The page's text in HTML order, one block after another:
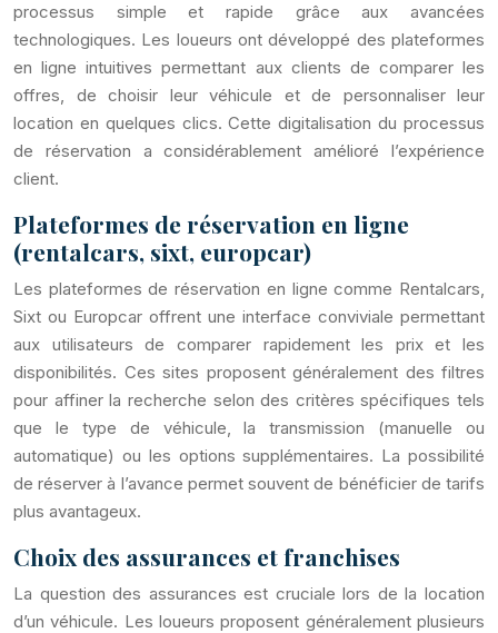
processus simple et rapide grâce aux avancées
technologiques. Les loueurs ont développé des plateformes
en ligne intuitives permettant aux clients de comparer les
offres, de choisir leur véhicule et de personnaliser leur
location en quelques clics. Cette digitalisation du processus
de réservation a considérablement amélioré l’expérience
client.
Plateformes de réservation en ligne
(rentalcars, sixt, europcar)
Les plateformes de réservation en ligne comme Rentalcars,
Sixt ou Europcar offrent une interface conviviale permettant
aux utilisateurs de comparer rapidement les prix et les
disponibilités. Ces sites proposent généralement des filtres
pour affiner la recherche selon des critères spécifiques tels
que le type de véhicule, la transmission (manuelle ou
automatique) ou les options supplémentaires. La possibilité
de réserver à l’avance permet souvent de bénéficier de tarifs
plus avantageux.
Choix des assurances et franchises
La question des assurances est cruciale lors de la location
d’un véhicule. Les loueurs proposent généralement plusieurs